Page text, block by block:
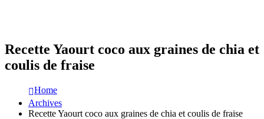
Recette Yaourt coco aux graines de chia et
coulis de fraise
Home
Archives
Recette Yaourt coco aux graines de chia et coulis de fraise